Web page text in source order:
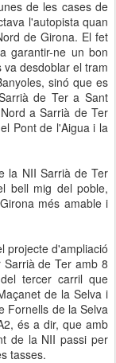
de les cases de
l'autopista quan
de Girona. El fet
garantir-ne un bon
desdoblar el tram
sinó que es
de Ter a Sant
a Sarrià de Ter
Pont de l'Aigua i la
la NII Sarrià de Ter
bell mig del poble,
més amable i
projecte d'ampliació
de Ter amb 8
tercer carril que
de la Selva i
Fornells de la Selva
és a dir, que amb
de la NII passi per
tasses.